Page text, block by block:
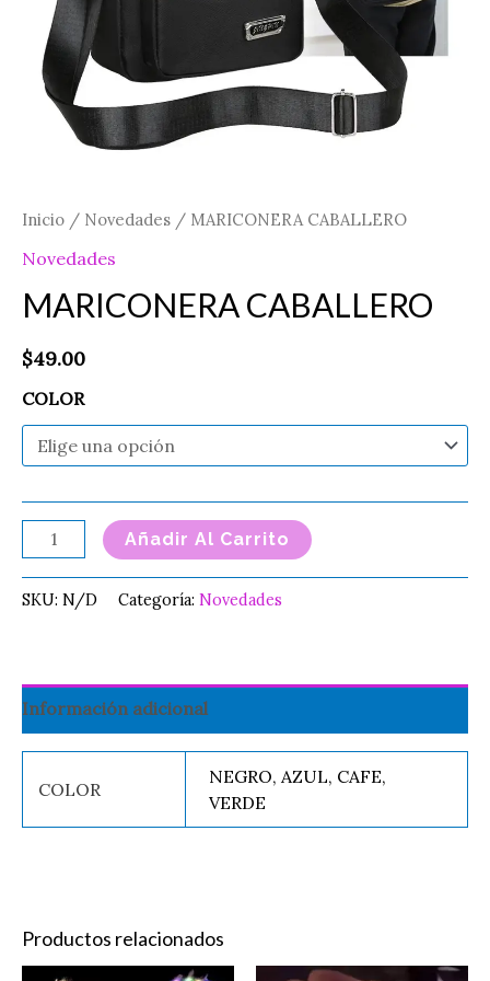
Inicio / Novedades / MARICONERA CABALLERO
Novedades
MARICONERA CABALLERO
$49.00
COLOR
Añadir Al Carrito
SKU: N/D Categoría: Novedades
Información adicional
COLOR
NEGRO, AZUL, CAFE,
VERDE
Productos relacionados
Current